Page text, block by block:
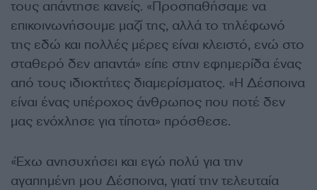
τους απάντησε κανείς. «Προσπαθήσαμε να
επικοινωνήσουμε μαζί της, αλλά το τηλέφωνό
της εδώ και πολλές μέρες είναι κλειστό, ενώ στο
σταθερό δεν απαντά» είπε στην εφημερίδα ένας
από τους ιδιοκτήτες διαμερίσματος. «Η Δέσποινα
είναι ένας υπέροχος άνθρωπος που ποτέ δεν
μας ενόχλησε για τίποτα» πρόσθεσε.
«Έχω ανησυχήσει και εγώ πολύ για την
αγαπημένη μου Δέσποινα, γιατί την τελευταία